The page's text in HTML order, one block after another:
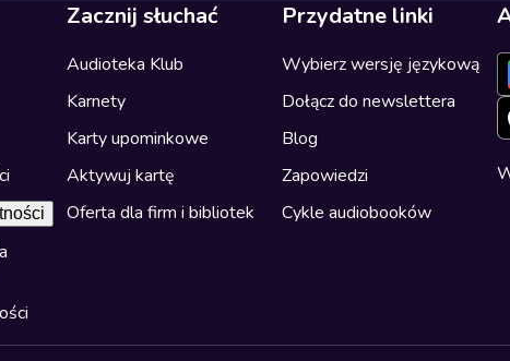
Zacznij słuchać
Audioteka Klub
Karnety
Karty upominkowe
Aktywuj kartę
Oferta dla firm i bibliotek
Przydatne linki
Wybierz wersję językową
Dołącz do newslettera
Blog
Zapowiedzi
Cykle audiobooków